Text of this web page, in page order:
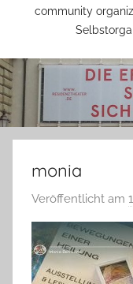
community
monia
Veröffentlicht am